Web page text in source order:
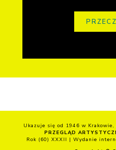
Ukazuje się od 1946 w
PRZEGLĄD
Rok (60) XXXII | Wydanie